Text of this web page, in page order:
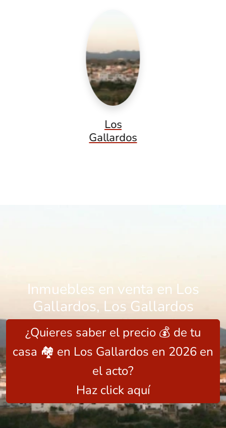
Los
Gallardos
Inmuebles en venta en Los
Gallardos, Los Gallardos
¿Quieres saber el precio 💰 de tu
casa 🏘️ en Los Gallardos en 2026 en
el acto?
Haz click aquí
¿En qué puedo ayudarte hoy?
¿Quieressaber el precio de venta 💰 de